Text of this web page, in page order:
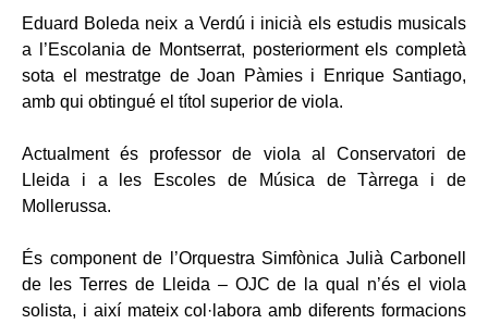
Eduard Boleda neix a Verdú i inicià els estudis musicals
a l’Escolania de Montserrat, posteriorment els completà
sota el mestratge de Joan Pàmies i Enrique Santiago,
amb qui obtingué el títol superior de viola.
Actualment és professor de viola al Conservatori de
Lleida i a les Escoles de Música de Tàrrega i de
Mollerussa.
És component de l’Orquestra Simfònica Julià Carbonell
de les Terres de Lleida – OJC de la qual n’és el viola
solista, i així mateix col·labora amb diferents formacions